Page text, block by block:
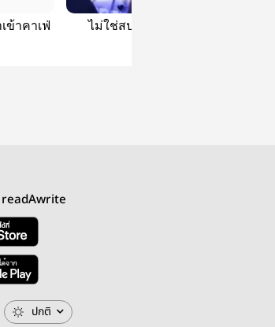
ข้าคาเฟ่ ไม่ใช่สปาย
ปกติ